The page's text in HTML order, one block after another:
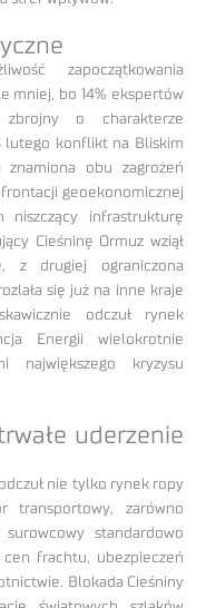
zapoczątkowania
mniej, bo 14% ekspertów
o charakterze
lutego konflikt na Bliskim
znamiona obu zagrożeń
geoekonomicznej
infrastrukturę
Cieśninę Ormuz wziął
z drugiej ograniczona
się już na inne kraje
odczuł rynek
Energii wielokrotnie
największego kryzysu
uderzenie
nie tylko rynek ropy
transportowy, zarówno
standardowo
cen frachtu, ubezpieczeń
Blokada Cieśniny